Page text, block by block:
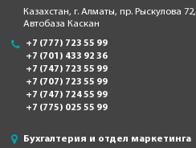
Казахстан, г. Алматы, пр. Рыскулова 72,
Автобаза Каскан
+7 (777) 723 55 99
+7 (701) 433 92 36
+7 (747) 723 55 99
+7 (707) 723 55 99
+7 (747) 724 55 99
+7 (775) 025 55 99
Бухгалтерия и отдел маркетинга